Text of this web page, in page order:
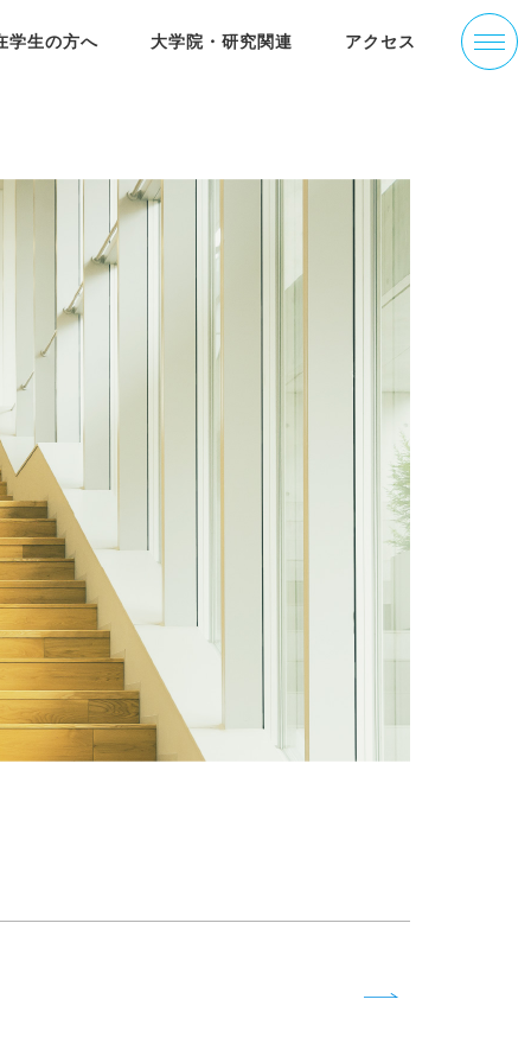
ゼミナール紹介
入試情報
学生の方へ 大学院・研究関連
大学院经济学研究科(简体中文)
経済研究所叢書
アクセス